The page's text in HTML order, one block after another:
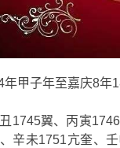
甲子年至嘉庆8年
1745翼、丙寅
辛未1751亢奎、